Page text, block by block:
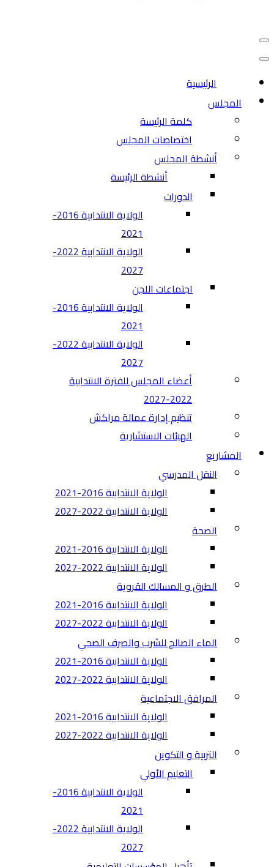
قائمة
قائمة
الرئيسية
المجلس
كلمة الرئيسة
اختصاصات المجلس
أنشطة المجلس
أنشطة الرئيسة
الدورات
الولاية الانتدابية 2016-
2021
الولاية الانتدابية 2022-
2027
اجتماعات اللجن
الولاية الانتدابية 2016-
2021
الولاية الانتدابية 2022-
2027
أعضاء المجلس للفترة الانتدابية
2022-2027
تنظيم إدارة عمالة مراكش
الهيئات الاستشارية
المشاريع
النقل المدرسي
الولاية الانتدابية 2016-2021
الولاية الانتدابية 2022-2027
الصحة
الولاية الانتدابية 2016-2021
الولاية الانتدابية 2022-2027
الطرق و المسالك القروية
الولاية الانتدابية 2016-2021
الولاية الانتدابية 2022-2027
الماء الصالح للشرب والصرف الصحي
الولاية الانتدابية 2016-2021
الولاية الانتدابية 2022-2027
المرافق الاجتماعية
الولاية الانتدابية 2016-2021
الولاية الانتدابية 2022-2027
التربية و التكوين
التعليم الأولي
الولاية الانتدابية 2016-
2021
الولاية الانتدابية 2022-
2027